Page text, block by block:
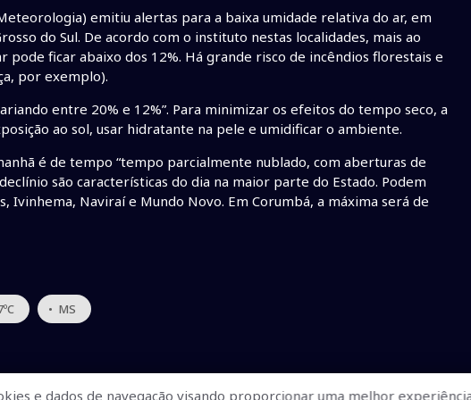
emitiu alertas para a baixa umidade relativa do ar, em
do Sul. De acordo com o instituto nestas localidades, mais ao
ficar abaixo dos 12%. Há grande risco de incêndios florestais e
por exemplo).
entre 20% e 12%”. Para minimizar os efeitos do tempo seco, a
ao sol, usar hidratante na pele e umidificar o ambiente.
é de tempo “tempo parcialmente nublado, com aberturas de
são características do dia na maior parte do Estado. Podem
Ivinhema, Naviraí e Mundo Novo. Em Corumbá, a máxima será de
• MS
e dados de navegação visando proporcionar uma melhor